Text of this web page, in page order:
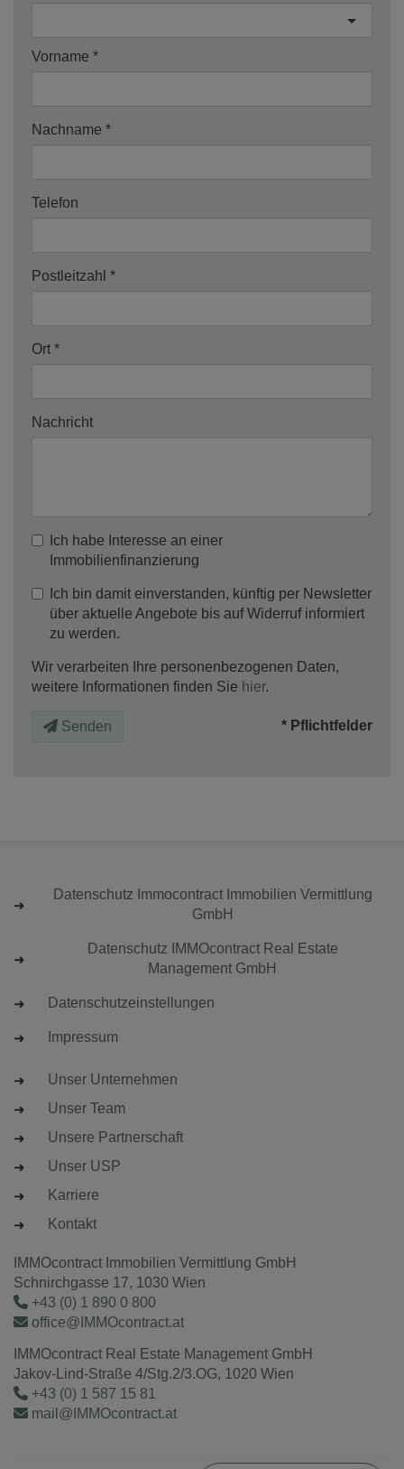
Vorname
Nachname
Telefon
Postleitzahl
Ort
Nachricht
Ich habe Interesse an einer
Immobilienfinanzierung
Ich bin damit einverstanden, künftig per Newsletter
über aktuelle Angebote bis auf Widerruf informiert
zu werden.
Wir verarbeiten Ihre personenbezogenen Daten,
weitere Informationen finden Sie hier.
Senden * Pflichtfelder
Datenschutz Immocontract Immobilien Vermittlung
GmbH
Datenschutz IMMOcontract Real Estate
Management GmbH
Datenschutzeinstellungen
Impressum
Unser Unternehmen
Unser Team
Unsere Partnerschaft
Unser USP
Karriere
Kontakt
IMMOcontract Immobilien Vermittlung GmbH
Schnirchgasse 17, 1030 Wien
+43 (0) 1 890 0 800
office@IMMOcontract.at
IMMOcontract Real Estate Management GmbH
Jakov-Lind-Straße 4/Stg.2/3.OG, 1020 Wien
+43 (0) 1 587 15 81
mail@IMMOcontract.at